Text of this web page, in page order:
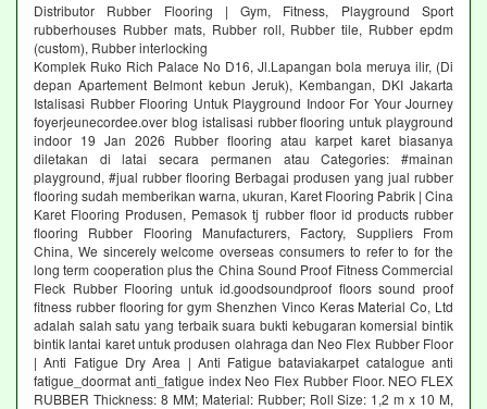
Distributor Rubber Flooring | Gym, Fitness, Playground Sport
rubberhouses Rubber mats, Rubber roll, Rubber tile, Rubber epdm
(custom), Rubber interlocking
Komplek Ruko Rich Palace No D16, Jl.Lapangan bola meruya ilir, (Di
depan Apartement Belmont kebun Jeruk), Kembangan, DKI Jakarta
Istalisasi Rubber Flooring Untuk Playground Indoor For Your Journey
foyerjeunecordee.over blog istalisasi rubber flooring untuk playground
indoor 19 Jan 2026 Rubber flooring atau karpet karet biasanya
diletakan di latai secara permanen atau Categories: #mainan
playground, #jual rubber flooring Berbagai produsen yang jual rubber
flooring sudah memberikan warna, ukuran, Karet Flooring Pabrik | Cina
Karet Flooring Produsen, Pemasok tj rubber floor id products rubber
flooring Rubber Flooring Manufacturers, Factory, Suppliers From
China, We sincerely welcome overseas consumers to refer to for the
long term cooperation plus the China Sound Proof Fitness Commercial
Fleck Rubber Flooring untuk id.goodsoundproof floors sound proof
fitness rubber flooring for gym Shenzhen Vinco Keras Material Co, Ltd
adalah salah satu yang terbaik suara bukti kebugaran komersial bintik
bintik lantai karet untuk produsen olahraga dan Neo Flex Rubber Floor
| Anti Fatigue Dry Area | Anti Fatigue bataviakarpet catalogue anti
fatigue_doormat anti_fatigue index Neo Flex Rubber Floor. NEO FLEX
RUBBER Thickness: 8 MM; Material: Rubber; Roll Size: 1,2 m x 10 M,